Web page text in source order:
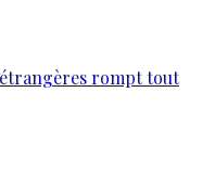
rompt tout